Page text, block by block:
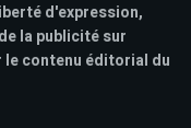
d'expression,
la publicité sur
le contenu éditorial du